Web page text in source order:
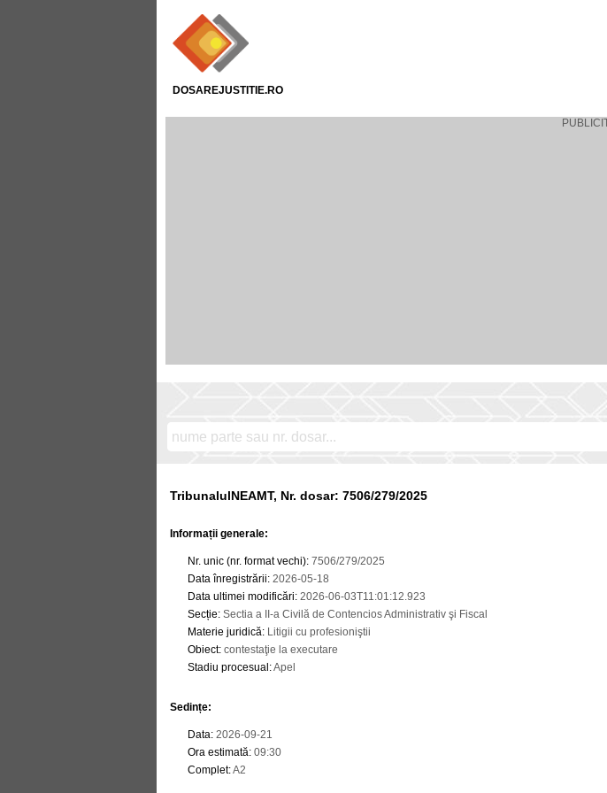
DOSAREJUSTITIE.RO
TribunalulNEAMT, Nr. dosar: 7506/279/2025
Informații generale:
Nr. unic (nr. format vechi): 7506/279/2025
Data înregistrării: 2026-05-18
Data ultimei modificări: 2026-06-03T11:01:12.923
Secție: Sectia a II-a Civilă de Contencios Administrativ şi Fiscal
Materie juridică: Litigii cu profesioniştii
Obiect: contestaţie la executare
Stadiu procesual :Apel
Sedințe:
Data: 2026-09-21
Ora estimată: 09:30
Complet:A2